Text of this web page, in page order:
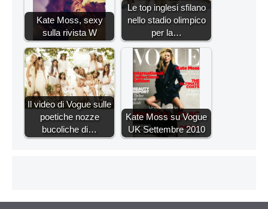
Kate Moss, sexy
sulla rivista W
Le top inglesi sfilano
nello stadio olimpico
per la…
Il video di Vogue sulle
poetiche nozze
bucoliche di…
Kate Moss su Vogue
UK Settembre 2010